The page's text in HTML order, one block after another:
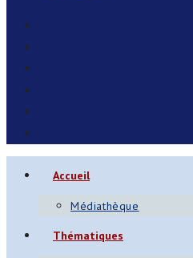
Accueil
Médiathèque
Thématiques